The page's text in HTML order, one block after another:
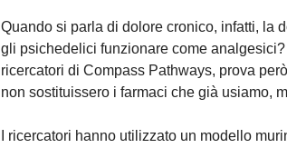
Quando si parla di dolore cronico, infatti, la
gli psichedelici funzionare come analgesici?
ricercatori di Compass Pathways, prova
non sostituissero i farmaci che già usiamo,
I ricercatori hanno utilizzato un modello